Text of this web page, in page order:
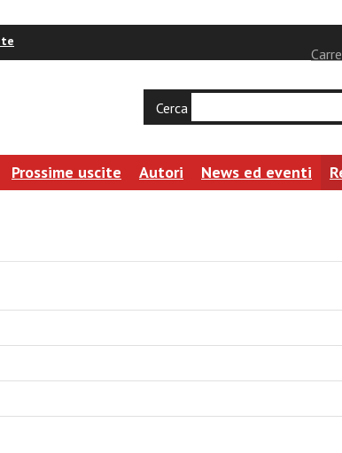
Cerca
Prossime uscite Autori News ed eventi